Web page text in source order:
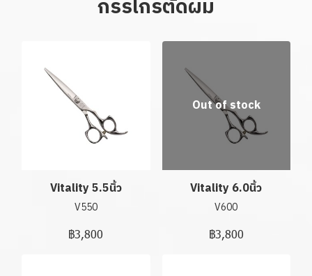
กรรไกรตัดผม
Vitality 5.5นิ้ว
V550
฿3,800
Out of stock
Vitality 6.0นิ้ว
V600
฿3,800